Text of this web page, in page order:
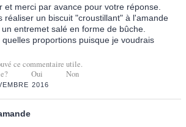
et merci par avance pour votre réponse.
réaliser un biscuit "croustillant" à l'amande
entremet salé en forme de bûche.
proportions puisque je voudrais
ce commentaire utile.
Oui Non
2016